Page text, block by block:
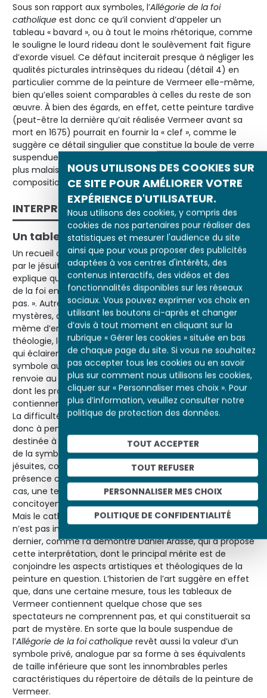
NOUS UTILISONS DES COOKIES SUR
CE SITE POUR AMÉLIORER VOTRE
EXPÉRIENCE D'UTILISATEUR.
Nous utilisons des cookies, y compris des
cookies de nos partenaires pour réaliser des
statistiques et mesurer l'audience du site
ainsi que pour vous proposer des publicités
adaptées à vos centres d'intérêts, des
contenus interactifs, des vidéos et des
fonctionnalités disponibles sur les réseaux
sociaux. Vous pouvez exprimer vos choix en
utilisant les boutons ci-après et changer
d’avis à tout moment en cliquant sur la
rubrique « Gérer les cookies » située en bas
de chaque page du site. Si vous ne souhaitez
pas accepter tous les cookies ou en savoir
plus sur comment nous utilisons les cookies,
cliquer sur « Personnaliser mes choix ». Pour
plus d’information, veuillez consulter notre
politique de protection des données.
TOUT ACCEPTER
TOUT REFUSER
PERSONNALISER MES CHOIX
POLITIQUE DE CONFIDENTIALITÉ
Sous son rapport aux symboles, l’Allégorie de la foi
catholique est donc ce qu’il convient d’appeler un
tableau « bavard », ou à tout le moins rhétorique, comme
le souligne le lourd rideau dont le soulèvement fait figure
d’exorde visuel. Ce défaut inciterait presque à négliger les
qualités picturales intrinsèques du rideau (détail 4) en
particulier comme de la peinture de Vermeer elle-même,
bien qu’elles soient comparables à celles du reste de son
œuvre. À bien des égards, en effet, cette peinture tardive
(peut-être la dernière qu’ait réalisée Vermeer avant sa
mort en 1675) pourrait en fournir la « clef », comme le
suggère ce détail singulier que constitue la boule de verre
suspendue au plafond (détail 3), et dont l’élucidation est
plus malaisée que celle des autres accessoires de la
composition.
INTERPRÉTATION
Un tableau destiné à un public choisi
Un recueil d’emblèmes sacrés composé à Anvers en 1636
par le jésuite Willem van Hees (dit Guilelmus Hesius)
explique que la sphère translucide constitue un symbole
de la foi en ce qu’elle « contient ce qu’elle ne comprend
pas. ». Autrement dit, la foi appartient au domaine des
mystères, de ce que le croyant ressent sans être à
même d’en expliciter les causes. Sous ce rapport à la
théologie, la boule suspendue où se reflète les fenêtres
qui éclairent l’espace devant le rideau, constitue un
symbole au même titre, par exemple, que le calice, qui
renvoie au mystère et au sacrement de l’eucharistie,
dont les protestants récusaient que le vin et l’hostie
contiennent effectivement le corps et le sang du Christ.
La difficulté d’interprétation que pose ce détail autorise
donc à penser que l’
destinée à des commanditaires versés dans les arcanes
de la symbolique catholique. Il s’agissait peut-être de
jésuites, comme l’auteur du recueil d’emblèmes, dont la
présence clandestine était attestée à Delft. Dans tous les
cas, une telle image n’aurait pu être exposée à la vue des
concitoyens protestants du peintre, fussent-ils tolérants.
Mais le catholicisme ostentatoire du tableau de Vermeer
n’est pas incompatible avec l’ambition artistique de ce
dernier, comme l’a démontré Daniel Arasse, qui a proposé
cette interprétation, dont le principal mérite est de
conjoindre les aspects artistiques et théologiques de la
peinture en question. L’historien de l’art suggère en effet
que, dans une certaine mesure, tous les tableaux de
Vermeer contiennent quelque chose que ses
spectateurs ne comprennent pas, et qui constituerait sa
part de mystère. En sorte que la boule suspendue de
l’Allégorie de la foi catholique revêt aussi la valeur d’un
symbole privé, analogue par sa forme à ses équivalents
de taille inférieure que sont les innombrables perles
caractéristiques du répertoire de détails de la peinture de
Vermeer.